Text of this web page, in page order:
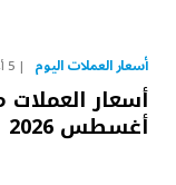
أسعار العملات اليوم 5 أغسطس، 2026
أغسطس 2026